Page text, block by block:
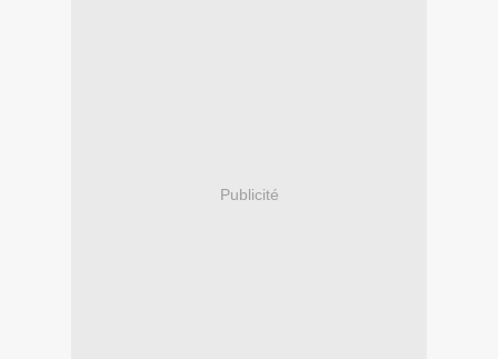
Publicité